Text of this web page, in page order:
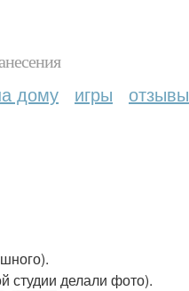
дому игры отзывы
студии делали фото).